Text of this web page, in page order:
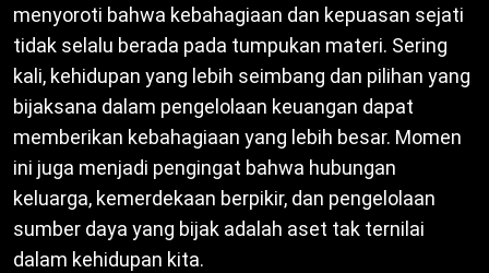
menyoroti bahwa kebahagiaan dan kepuasan sejati
tidak selalu berada pada tumpukan materi. Sering
kali, kehidupan yang lebih seimbang dan pilihan yang
bijaksana dalam pengelolaan keuangan dapat
memberikan kebahagiaan yang lebih besar. Momen
ini juga menjadi pengingat bahwa hubungan
keluarga, kemerdekaan berpikir, dan pengelolaan
sumber daya yang bijak adalah aset tak ternilai
dalam kehidupan kita.